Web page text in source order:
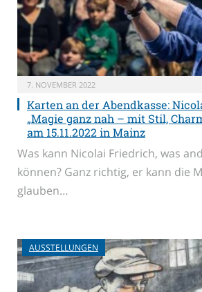
7. NOVEMBER 2022
Karten an der Abendkasse:
„Magie ganz nah – mit Stil,
am 15.11.2022 in Mainz
Was kann Nicolai Friedrich, was
können? Ganz richtig, er kann die
glauben…
AUSSTELLUNGEN